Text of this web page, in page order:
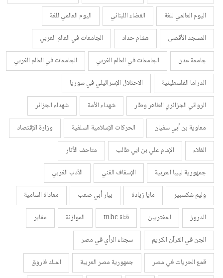
اليوم العالمي للغة
القضاء اللبناني
اليوم العالمي للغة
المسجد الأقصى
هشام حداد
الجامعات في العالم العربي
جامعة عدن
الجامعات في العالم الغربي
الجامعات في العالم الغربي
الدراما الفلسطينية
الاحتلال الإسرائيلي في سوريا
الروائي الجزائري الطاهر وطار
شهداء الأمة
شهداء الجزائر
معاوية بن أبي سفيان
الحركات الإسلامية السلفية
وزارة الإقتصاد
الغلاء
الإمام علي بن ابي طالب
متاحف الأثار
جمهورية ليبيا العربية
الإسفاف الفني
الأدب الغربي
وليم شكسبير
مايا زيادة بيار أبي صعب
معاداة السامية
الدروز
المغتربين قناة mbc الموازنة
مقابر
الجن في القرآن الكريم
سجناء الرأي في مصر
قمع الحريات في مصر
جمهورية مصر العربية
الملك فاروق